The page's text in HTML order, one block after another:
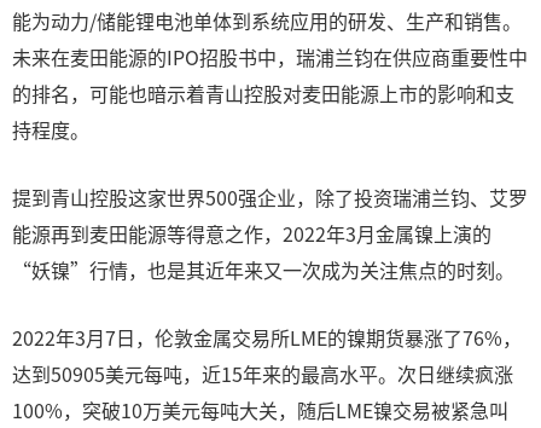
能为动力/储能锂电池单体到系统应用的研发、生产和销售。
未来在麦田能源的IPO招股书中，瑞浦兰钧在供应商重要性中
的排名，可能也暗示着青山控股对麦田能源上市的影响和支
持程度。
提到青山控股这家世界500强企业，除了投资瑞浦兰钧、艾罗
能源再到麦田能源等得意之作，2022年3月金属镍上演的
“妖镍”行情，也是其近年来又一次成为关注焦点的时刻。
2022年3月7日，伦敦金属交易所LME的镍期货暴涨了76%，
达到50905美元每吨，近15年来的最高水平。次日继续疯涨
100%，突破10万美元每吨大关，随后LME镍交易被紧急叫